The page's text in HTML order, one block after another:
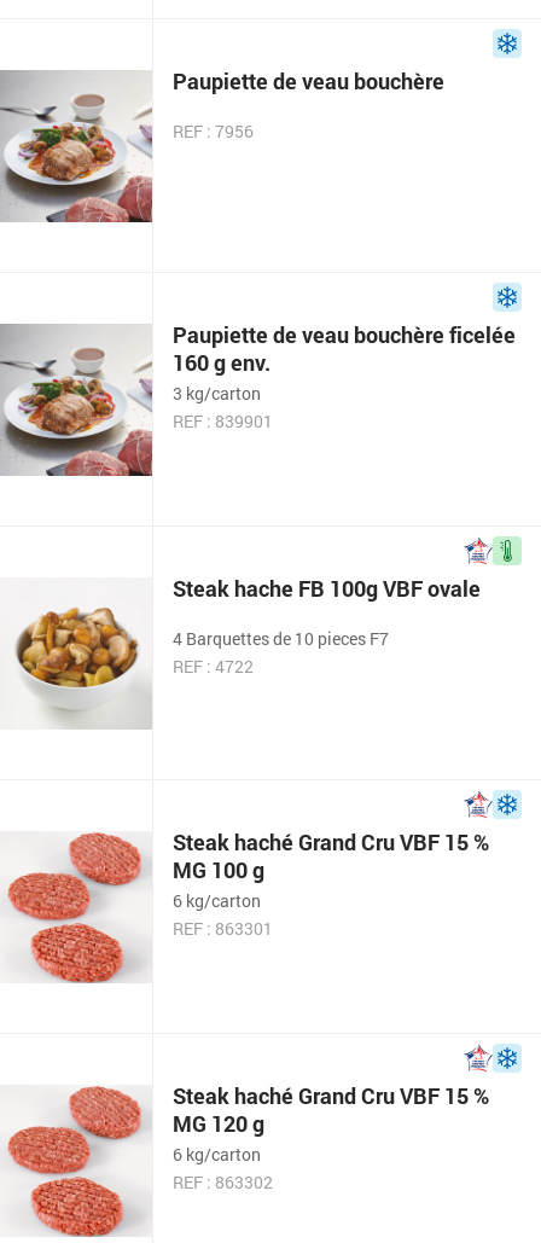
Paupiette de veau bouchère
REF : 7956
Paupiette de veau bouchère ficelée
160 g env.
3 kg/carton
REF : 839901
Steak hache FB 100g VBF ovale
4 Barquettes de 10 pieces F7
REF : 4722
Steak haché Grand Cru VBF 15 %
MG 100 g
6 kg/carton
REF : 863301
Steak haché Grand Cru VBF 15 %
MG 120 g
6 kg/carton
REF : 863302